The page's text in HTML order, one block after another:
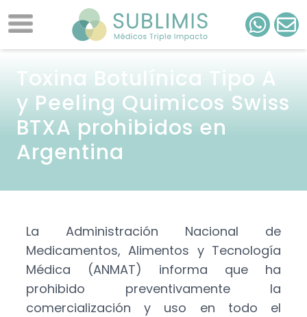
Toxina Botulínica Tipo A
y Peeling Quimicos Swiss
BTXA prohibidos en
Argentina
La Administración Nacional de
Medicamentos, Alimentos y Tecnología
Médica (ANMAT) informa que ha
prohibido preventivamente la
comercialización y uso en todo el